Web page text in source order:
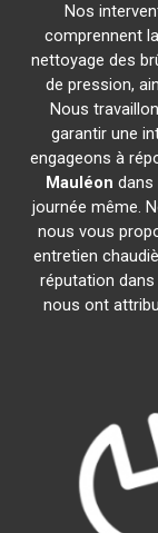
Nos
comprennent
nettoyage des
de pression,
Nous
garantir une
engageons à
Mauléon dans
journée même.
nous vous
entretien
réputation dans
nous ont